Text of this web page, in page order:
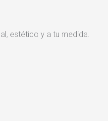
estético y a tu medida.